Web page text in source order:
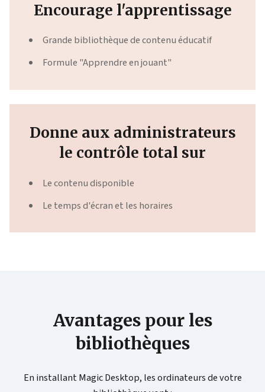
Encourage l'apprentissage
Grande bibliothèque de contenu éducatif
Formule "Apprendre en jouant"
Donne aux administrateurs
le contrôle total sur
Le contenu disponible
Le temps d'écran et les horaires
Avantages pour les
bibliothèques
En installant Magic Desktop, les ordinateurs de votre